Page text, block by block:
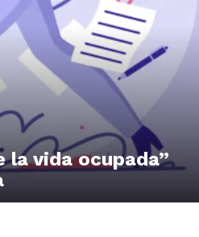
la vida ocupada”